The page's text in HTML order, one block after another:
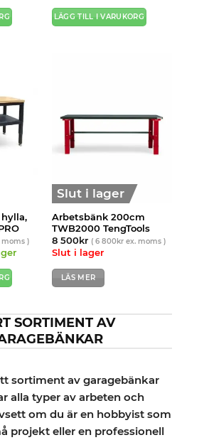
LÄGG TILL I VARUKORG
)
Slut i lager
Arbetsbänk 200cm
TWB2000 TengTools
8 500kr ( 6 800krex. moms )
Slut i lager
LÄS MER
SORTIMENT AV
sortiment av garagebänkar
alla typer av arbeten och
om du är en hobbyist som
projekt eller en professionell